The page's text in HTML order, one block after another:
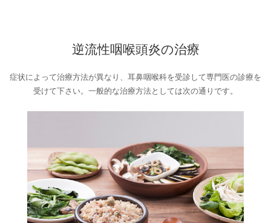
逆流性咽喉頭炎の治療
症状によって治療方法が異なり、耳鼻咽喉科を受診して専門医の診療を
受けて下さい。一般的な治療方法としては次の通りです。